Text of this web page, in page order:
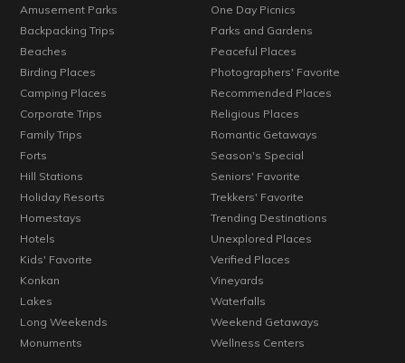
Amusement Parks
Backpacking Trips
Beaches
Birding Places
Camping Places
Corporate Trips
Family Trips
Forts
Hill Stations
Holiday Resorts
Homestays
Hotels
Kids' Favorite
Konkan
Lakes
Long Weekends
Monuments
One Day Picnics
Parks and Gardens
Peaceful Places
Photographers' Favorite
Recommended Places
Religious Places
Romantic Getaways
Season's Special
Seniors' Favorite
Trekkers' Favorite
Trending Destinations
Unexplored Places
Verified Places
Vineyards
Waterfalls
Weekend Getaways
Wellness Centers